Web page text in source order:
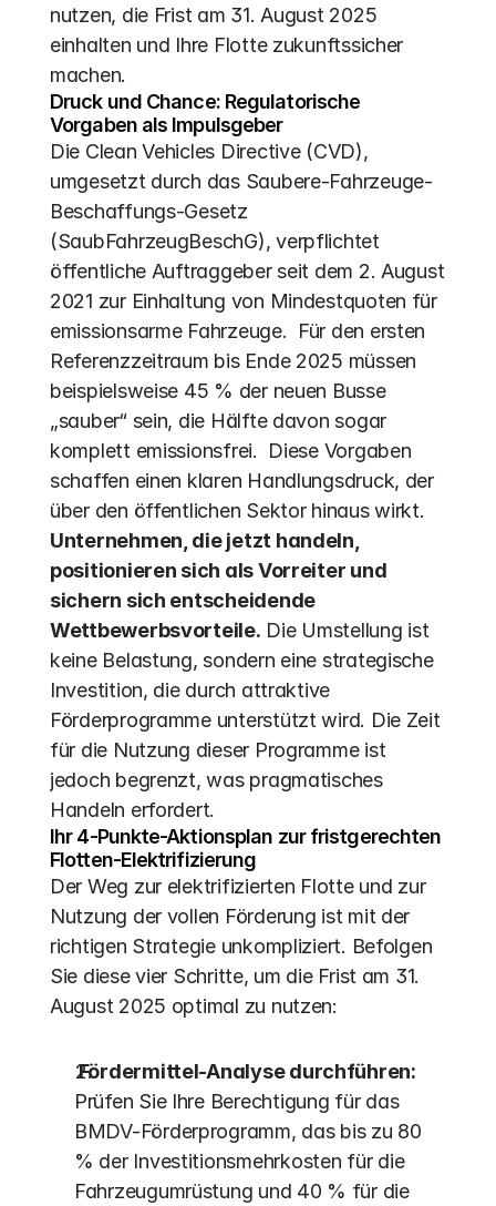
nutzen, die Frist am 31. August 2025
einhalten und Ihre Flotte zukunftssicher
machen.
Druck und Chance: Regulatorische
Vorgaben als Impulsgeber
Die Clean Vehicles Directive (CVD),
umgesetzt durch das Saubere-Fahrzeuge-
Beschaffungs-Gesetz
(SaubFahrzeugBeschG), verpflichtet
öffentliche Auftraggeber seit dem 2. August
2021 zur Einhaltung von Mindestquoten für
emissionsarme Fahrzeuge.  Für den ersten
Referenzzeitraum bis Ende 2025 müssen
beispielsweise 45 % der neuen Busse
„sauber“ sein, die Hälfte davon sogar
komplett emissionsfrei.  Diese Vorgaben
schaffen einen klaren Handlungsdruck, der
Unternehmen, die jetzt handeln,
positionieren sich als Vorreiter und
sichern sich entscheidende
Wettbewerbsvorteile. Die Umstellung ist
keine Belastung, sondern eine strategische
Investition, die durch attraktive
Förderprogramme unterstützt wird. Die Zeit
für die Nutzung dieser Programme ist
jedoch begrenzt, was pragmatisches
Handeln erfordert.
Ihr 4-Punkte-Aktionsplan zur fristgerechten
Flotten-Elektrifizierung
Der Weg zur elektrifizierten Flotte und zur
Nutzung der vollen Förderung ist mit der
richtigen Strategie unkompliziert. Befolgen
Sie diese vier Schritte, um die Frist am 31.
August 2025 optimal zu nutzen:
Fördermittel-Analyse durchführen:
Prüfen Sie Ihre Berechtigung für das
BMDV-Förderprogramm, das bis zu 80
% der Investitionsmehrkosten für die
Fahrzeugumrüstung und 40 % für die